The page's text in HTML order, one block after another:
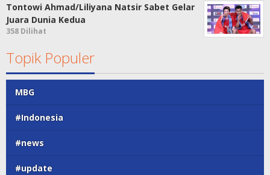
Tontowi Ahmad/Liliyana Natsir Sabet Gelar
Juara Dunia Kedua
358 Dilihat
Topik Populer
MBG
#Indonesia
#news
#update